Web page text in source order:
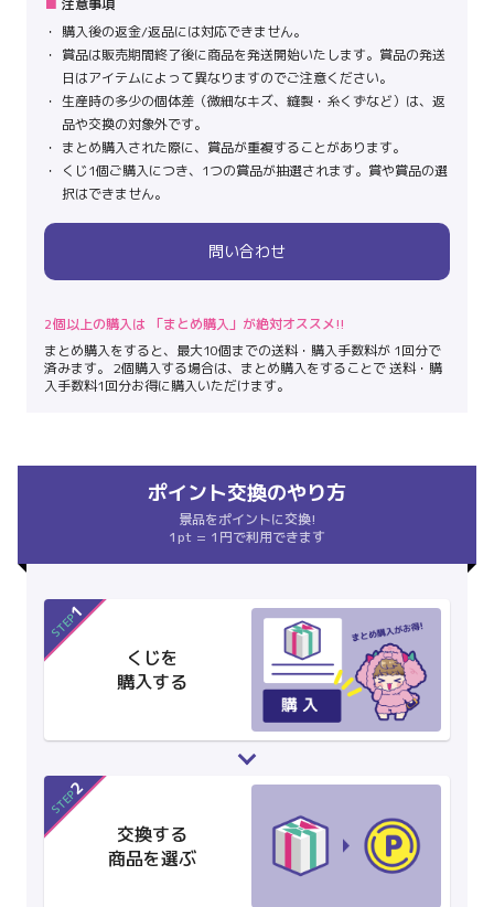
注意事項
購入後の返金/返品には対応できません。
賞品は販売期間終了後に商品を発送開始いたします。賞品の発送
日はアイテムによって異なりますのでご注意ください。
生産時の多少の個体差（微細なキズ、縫製・糸くずなど）は、返
品や交換の対象外です。
まとめ購入された際に、賞品が重複することがあります。
くじ1個ご購入につき、1つの賞品が抽選されます。賞や賞品の選
択はできません。
問い合わせ
2個以上の購入は 「まとめ購入」が絶対オススメ!!
まとめ購入をすると、最大10個までの送料・購入手数料が 1回分で
済みます。 2個購入する場合は、まとめ購入をすることで 送料・購
入手数料1回分お得に購入いただけます。
ポイント交換のやり方
景品をポイントに交換!
1pt = 1円で利用できます
STEP1
くじを
購入する
STEP2
交換する
商品を選ぶ